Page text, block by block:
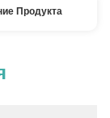
Продукта